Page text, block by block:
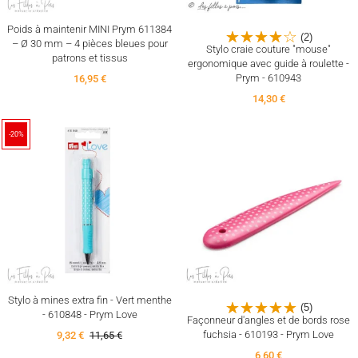
Poids à maintenir MINI Prym 611384
– Ø 30 mm – 4 pièces bleues pour
patrons et tissus
16,95 €
(2)
Stylo craie couture "mouse"
ergonomique avec guide à roulette -
Prym - 610943
14,30 €
-20%
Stylo à mines extra fin - Vert menthe
- 610848 - Prym Love
9,32 € 11,65 €
(5)
Façonneur d'angles et de bords rose
fuchsia - 610193 - Prym Love
6,60 €